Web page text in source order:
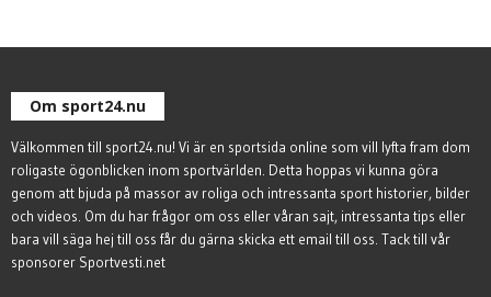
Om sport24.nu
Välkommen till sport24.nu! Vi är en sportsida online som vill lyfta fram dom
roligaste ögonblicken inom sportvärlden. Detta hoppas vi kunna göra
genom att bjuda på massor av roliga och intressanta sport historier, bilder
och videos. Om du har frågor om oss eller våran sajt, intressanta tips eller
bara vill säga hej till oss får du gärna skicka ett email till oss . Tack till vår
sponsorer Sportvesti.net